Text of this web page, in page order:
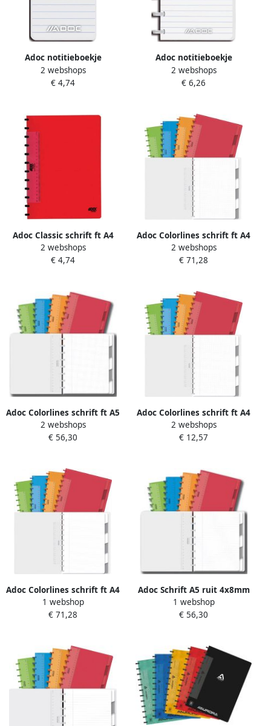
Adoc notitieboekje
Colorlines ft A7 gelijnd
geassorteerde kleuren 20
2 webshops
€ 4,74
Adoc notitieboekje
Colorlines ft A6 gelijnd
geassorteerde kleuren 10
2 webshops
€ 6,26
Adoc Classic schrift ft A4
144 bladzijden commercieel
geruit geassorteerde
2 webshops
€ 4,74
Adoc Colorlines schrift ft A4
144 bladzijden geruit 5 mm
geassorteerde kleuren
2 webshops
€ 71,28
Adoc Colorlines schrift ft A5
144 bladzijden geruit 5 mm
geassorteerde kleuren
2 webshops
€ 56,30
Adoc Colorlines schrift ft A4
144 bladzijden commercieel
geruit geassorteerde
2 webshops
€ 12,57
Adoc Colorlines schrift ft A4
144 bladzijden gelijnd
geassorteerde kleuren
1 webshop
€ 71,28
Adoc Schrift A5 ruit 4x8mm
144 pagina's 90gr met 5
tabbladen assorti
1 webshop
€ 56,30